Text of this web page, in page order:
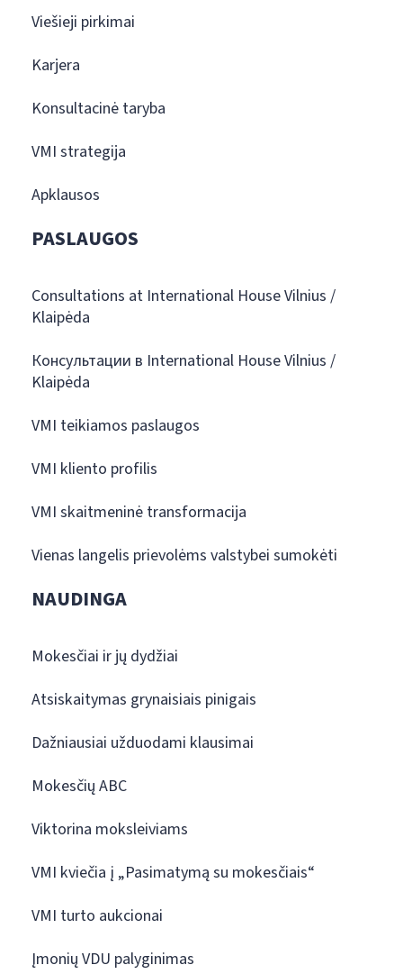
Viešieji pirkimai
Karjera
Konsultacinė taryba
VMI strategija
Apklausos
PASLAUGOS
Consultations at International House Vilnius /
Klaipėda
Консультации в International House Vilnius /
Klaipėda
VMI teikiamos paslaugos
VMI kliento profilis
VMI skaitmeninė transformacija
Vienas langelis prievolėms valstybei sumokėti
NAUDINGA
Mokesčiai ir jų dydžiai
Atsiskaitymas grynaisiais pinigais
Dažniausiai užduodami klausimai
Mokesčių ABC
Viktorina moksleiviams
VMI kviečia į „Pasimatymą su mokesčiais“
VMI turto aukcionai
Įmonių VDU palyginimas